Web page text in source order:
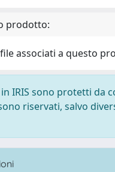
prodotto:
associati a questo
IRIS sono protetti da
riservati, salvo